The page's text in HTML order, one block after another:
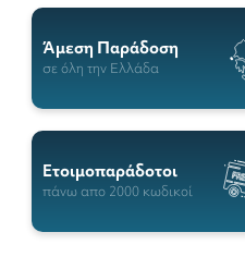
Άμεση Παράδοση
σε όλη την Ελλάδα
Ετοιμοπαράδοτοι
πάνω απο 2000 κωδικοί